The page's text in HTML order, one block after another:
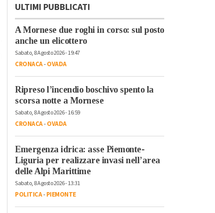
ULTIMI PUBBLICATI
A Mornese due roghi in corso: sul posto
anche un elicottero
Sabato, 8 Agosto 2026 - 19:47
CRONACA-OVADA
Ripreso l’incendio boschivo spento la
scorsa notte a Mornese
Sabato, 8 Agosto 2026 - 16:59
CRONACA-OVADA
Emergenza idrica: asse Piemonte-
Liguria per realizzare invasi nell’area
delle Alpi Marittime
Sabato, 8 Agosto 2026 - 13:31
POLITICA-PIEMONTE